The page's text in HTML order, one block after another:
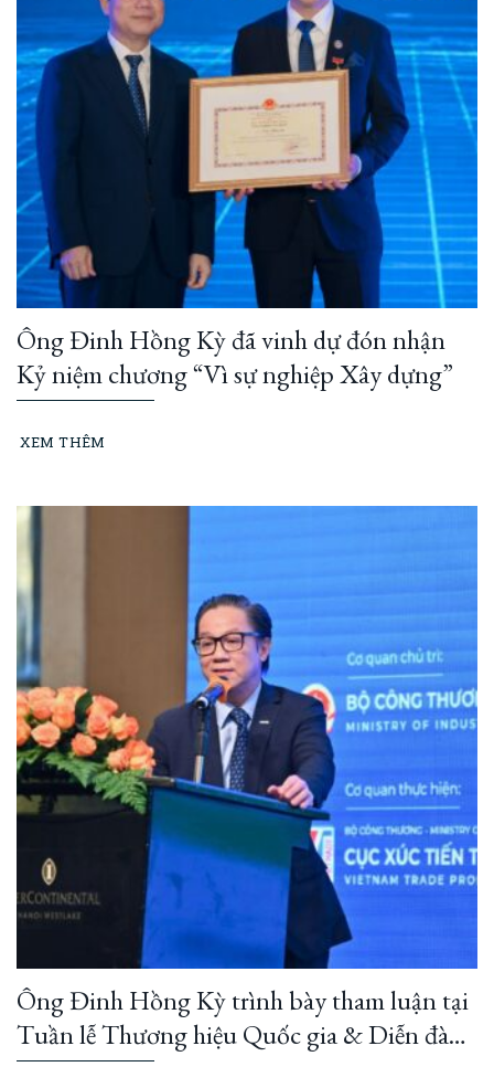
Ông Đinh Hồng Kỳ đã vinh dự đón nhận
Kỷ niệm chương “Vì sự nghiệp Xây dựng”
XEM THÊM
Ông Đinh Hồng Kỳ trình bày tham luận tại
Tuần lễ Thương hiệu Quốc gia & Diễn đàn
Thương hiệu Quốc gia 2026